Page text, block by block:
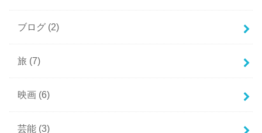
ブログ (2)
旅 (7)
映画 (6)
芸能 (3)